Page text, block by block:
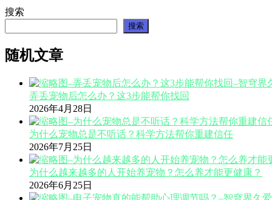
搜索
搜索
随机文章
弄丢宠物后怎么办？这3步能帮你找回
2026年4月28日
为什么宠物总是不听话？科学方法帮你重建信任
2026年7月25日
为什么越来越多的人开始养宠物？怎么养才能更健康？
2026年6月25日